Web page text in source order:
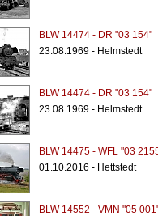
BLW 14474 - DR "03 154"
23.08.1969 - Helmstedt
BLW 14474 - DR "03 154"
23.08.1969 - Helmstedt
BLW 14475 - WFL "03
01.10.2016 - Hettstedt
BLW 14552 - VMN "05